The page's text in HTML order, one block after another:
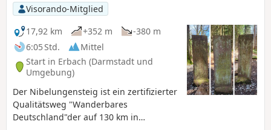
abwechslungsreichen Wegen, bis nach Hetzbach, stetig
bergab.
Visorando-Mitglied
17,92 km
+352 m
-380 m
6:05 Std.
Mittel
Start in Erbach (Darmstadt und
Umgebung)
Der Nibelungensteig ist ein zertifizierter
Qualitätsweg "Wanderbares
Deutschland"der auf 130 km in